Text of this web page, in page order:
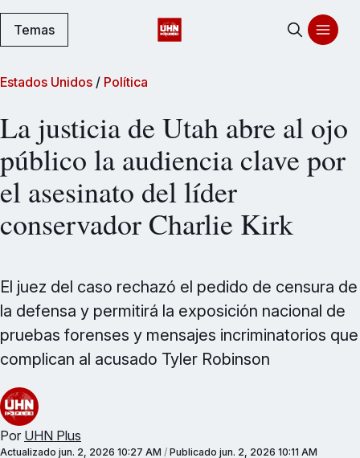
Temas
Estados Unidos / Política
La justicia de Utah abre al ojo
público la audiencia clave por
el asesinato del líder
conservador Charlie Kirk
El juez del caso rechazó el pedido de censura de
la defensa y permitirá la exposición nacional de
pruebas forenses y mensajes incriminatorios que
complican al acusado Tyler Robinson
Por UHN Plus
Actualizado jun. 2, 2026 10:27 AM / Publicado jun. 2, 2026 10:11 AM